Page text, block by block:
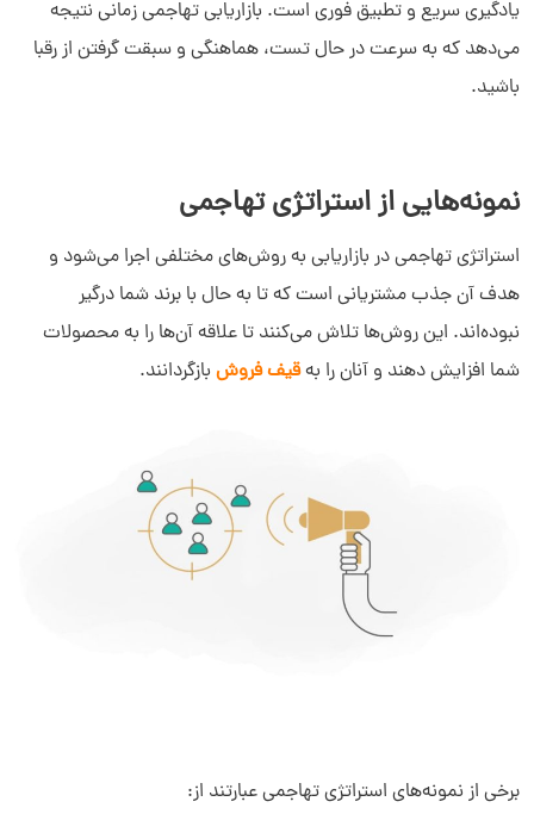
یادگیری سریع و تطبیق فوری است. بازاریابی تهاجمی زمانی نتیجه
می‌دهد که به سرعت در حال تست، هماهنگی و سبقت گرفتن از رقبا
باشید.
نمونه‌هایی از استراتژی تهاجمی
استراتژی تهاجمی در بازاریابی به روش‌های مختلفی اجرا می‌شود و
هدف آن جذب مشتریانی است که تا به‌ حال با برند شما درگیر
نبوده‌اند. این روش‌ها تلاش می‌کنند تا علاقه آن‌ها را به محصولات
شما افزایش دهند و آنان را بهقیف فروش بازگردانند.
برخی از نمونه‌های استراتژی تهاجمی عبارتند از: